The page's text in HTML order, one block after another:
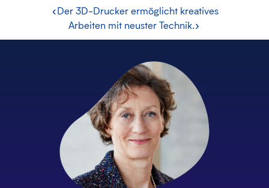
«Der 3D-Drucker ermöglicht kreatives
Arbeiten mit neuster Technik.»